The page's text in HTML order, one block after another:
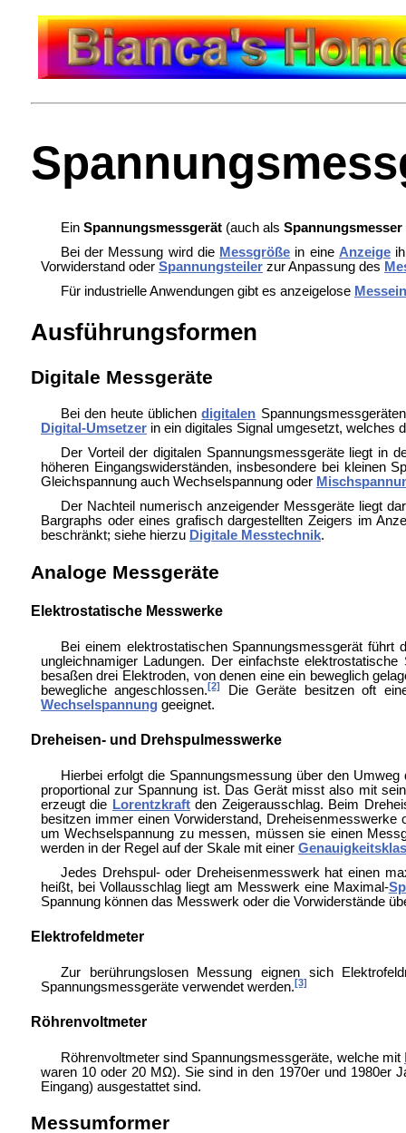
Ein Spannungsmessgerät(auch als Spannungsmesser
Bei der Messung wird die Messgröße in eine Anzeige
Vorwiderstand oder Spannungsteilerzur Anpassung des
Für industrielle Anwendungen gibt es anzeigelose
Ausführungsformen
Digitale Messgeräte
Bei den heute üblichendigitalen
Digital-Umsetzerin ein digitales Signal umgesetzt, welches
Der Vorteil der digitalen Spannungsmessgeräte liegt in
höheren Eingangswiderständen, insbesondere bei kleinen
Gleichspannung auch Wechselspannung oder
Der Nachteil numerisch anzeigender Messgeräte liegt
Bargraphs oder eines grafisch dargestellten Zeigers im
beschränkt; siehe hierzu Digitale Messtechnik.
Analoge Messgeräte
Elektrostatische Messwerke
Bei einem elektrostatischen Spannungsmessgerät
ungleichnamiger Ladungen. Der einfachste
besaßen drei Elektroden, von denen eine ein beweglich
bewegliche angeschlossen.[2]
Die Geräte besitzen oft
Wechselspannunggeeignet.
Dreheisen- und Drehspulmesswerke
Hierbei erfolgt die Spannungsmessung über den
proportional zur Spannung ist. Das Gerät misst also mit
erzeugt die Lorentzkraftden Zeigerausschlag. Beim
besitzen immer einen Vorwiderstand,
um Wechselspannung zu messen, müssen sie einen
werden in der Regel auf der Skale mit einer
Jedes Drehspul- oder Dreheisenmesswerk hat einen
heißt, bei Vollausschlag liegt am Messwerk eine Maximal-
Spannung können das Messwerk oder die Vorwiderstände
Elektrofeldmeter
Zur berührungslosen Messung eignen sich
Spannungsmessgeräte verwendet werden.[3]
Röhrenvoltmeter
Röhrenvoltmeter sind Spannungsmessgeräte, welche mit
waren 10 oder 20 MΩ). Sie sind in den 1970er und 1980er
Eingang) ausgestattet sind.
Messumformer